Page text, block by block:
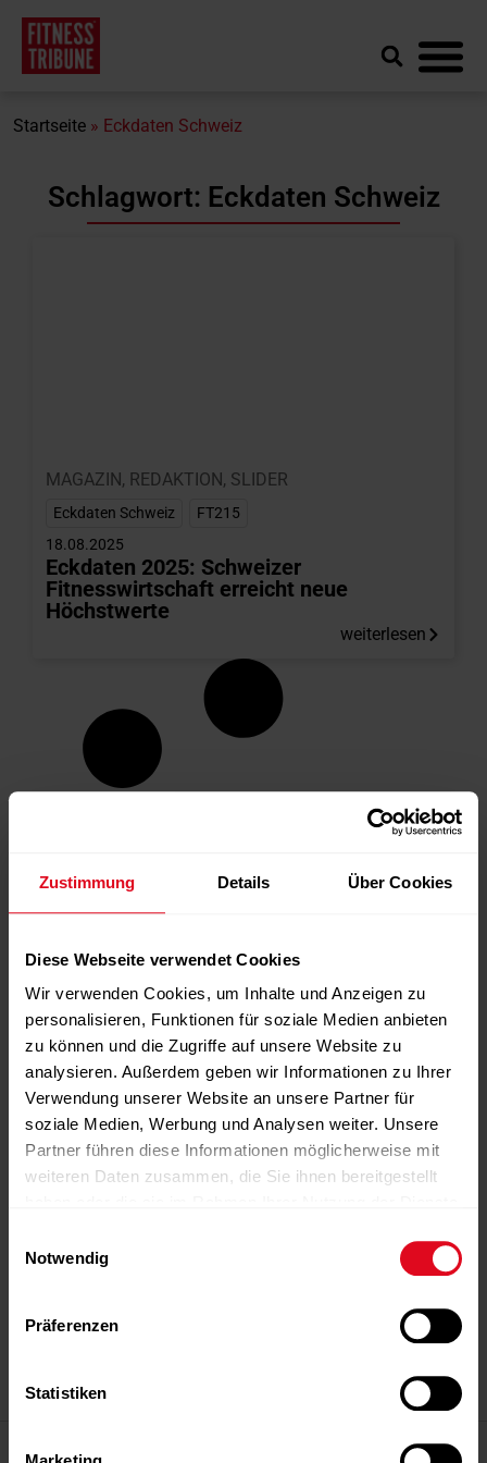
Zustimmung Details Über Cookies
Diese Webseite verwendet Cookies
Wir verwenden Cookies, um Inhalte und Anzeigen zu
personalisieren, Funktionen für soziale Medien anbieten
zu können und die Zugriffe auf unsere Website zu
analysieren. Außerdem geben wir Informationen zu Ihrer
Verwendung unserer Website an unsere Partner für
soziale Medien, Werbung und Analysen weiter. Unsere
Partner führen diese Informationen möglicherweise mit
weiteren Daten zusammen, die Sie ihnen bereitgestellt
Notwendig
Präferenzen
Statistiken
Startseite » Eckdaten Schweiz
Schlagwort: Eckdaten Schweiz
MAGAZIN, REDAKTION, SLIDER
Eckdaten Schweiz
FT215
18.08.2025
Eckdaten 2025: Schweizer
Fitnesswirtschaft erreicht neue
Höchstwerte
weiterlesen
-Anzeige- -Anzeige-
-Anzeige-